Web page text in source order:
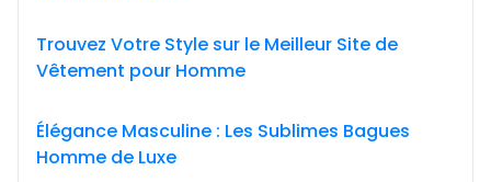
Trouvez Votre Style sur le Meilleur Site de
Vêtement pour Homme
Élégance Masculine : Les Sublimes Bagues
Homme de Luxe